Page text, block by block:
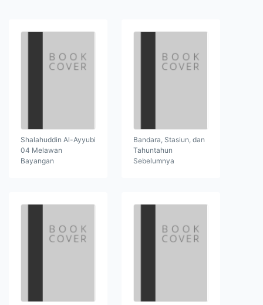
Shalahuddin Al-Ayyubi
04 Melawan
Bayangan
Bandara, Stasiun, dan
Tahuntahun
Sebelumnya